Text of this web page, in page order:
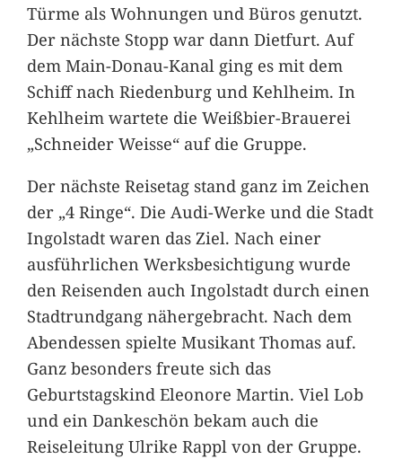
Türme als Wohnungen und Büros genutzt.
Der nächste Stopp war dann Dietfurt. Auf
dem Main-Donau-Kanal ging es mit dem
Schiff nach Riedenburg und Kehlheim. In
Kehlheim wartete die Weißbier-Brauerei
„Schneider Weisse“ auf die Gruppe.
Der nächste Reisetag stand ganz im Zeichen
der „4 Ringe“. Die Audi-Werke und die Stadt
Ingolstadt waren das Ziel. Nach einer
ausführlichen Werksbesichtigung wurde
den Reisenden auch Ingolstadt durch einen
Stadtrundgang nähergebracht. Nach dem
Abendessen spielte Musikant Thomas auf.
Ganz besonders freute sich das
Geburtstagskind Eleonore Martin. Viel Lob
und ein Dankeschön bekam auch die
Reiseleitung Ulrike Rappl von der Gruppe.